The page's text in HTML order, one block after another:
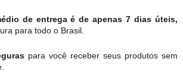
de entrega é de apenas 7 dias úteis,
para todo o Brasil.
para você receber seus produtos sem